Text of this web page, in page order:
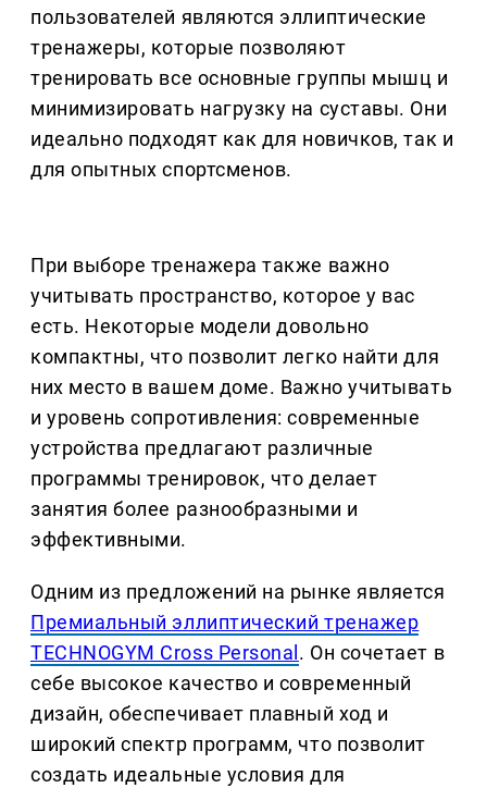
пользователей являются эллиптические
тренажеры, которые позволяют
тренировать все основные группы мышц и
минимизировать нагрузку на суставы. Они
идеально подходят как для новичков, так и
для опытных спортсменов.
При выборе тренажера также важно
учитывать пространство, которое у вас
есть. Некоторые модели довольно
компактны, что позволит легко найти для
них место в вашем доме. Важно учитывать
и уровень сопротивления: современные
устройства предлагают различные
программы тренировок, что делает
занятия более разнообразными и
эффективными.
Одним из предложений на рынке является
Премиальный эллиптический тренажер
TECHNOGYM Cross Personal . Он сочетает в
себе высокое качество и современный
дизайн, обеспечивает плавный ход и
широкий спектр программ, что позволит
создать идеальные условия для